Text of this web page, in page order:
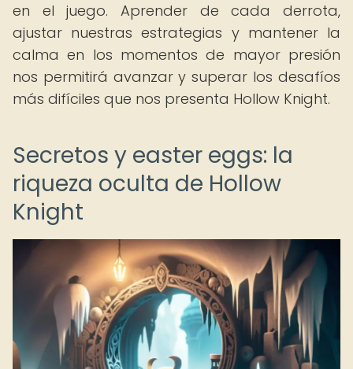
en el juego. Aprender de cada derrota,
ajustar nuestras estrategias y mantener la
calma en los momentos de mayor presión
nos permitirá avanzar y superar los desafíos
más difíciles que nos presenta Hollow Knight.
Secretos y easter eggs: la
riqueza oculta de Hollow
Knight